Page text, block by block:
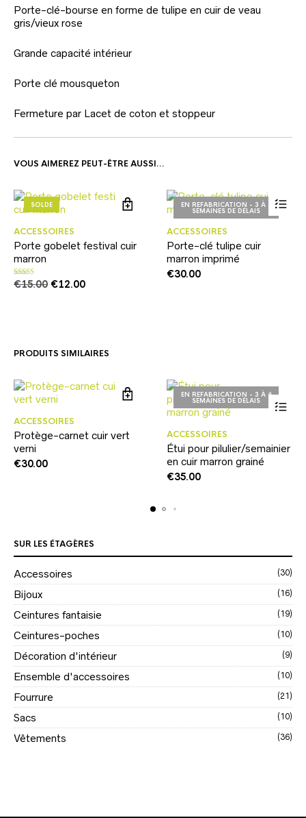
Porte-clé-bourse en forme de tulipe en cuir de veau
gris/vieux rose
Grande capacité intérieur
Porte clé mousqueton
Fermeture par Lacet de coton et stoppeur
VOUS AIMEREZ PEUT-ÊTRE AUSSI…
SOLDE
ACCESSOIRES
Porte gobelet festival cuir
marron
Note5.00sur 5
€15.00 Le
€12.00Le
EN REFABRICATION - 3 À 6
SEMAINES DE DÉLAIS
ACCESSOIRES
Porte-clé tulipe cuir
marron imprimé
€30.00
PRODUITS SIMILAIRES
ACCESSOIRES
Protège-carnet cuir vert
verni
€30.00
EN REFABRICATION - 3 À 6
SEMAINES DE DÉLAIS
ACCESSOIRES
Étui pour pilulier/semainier
en cuir marron grainé
€35.00
SUR LES ÉTAGÈRES
Accessoires (30)
Bijoux (16)
Ceintures fantaisie (19)
Ceintures-poches (10)
Décoration d'intérieur (9)
Ensemble d'accessoires (10)
Fourrure (21)
Sacs (10)
Vêtements (36)